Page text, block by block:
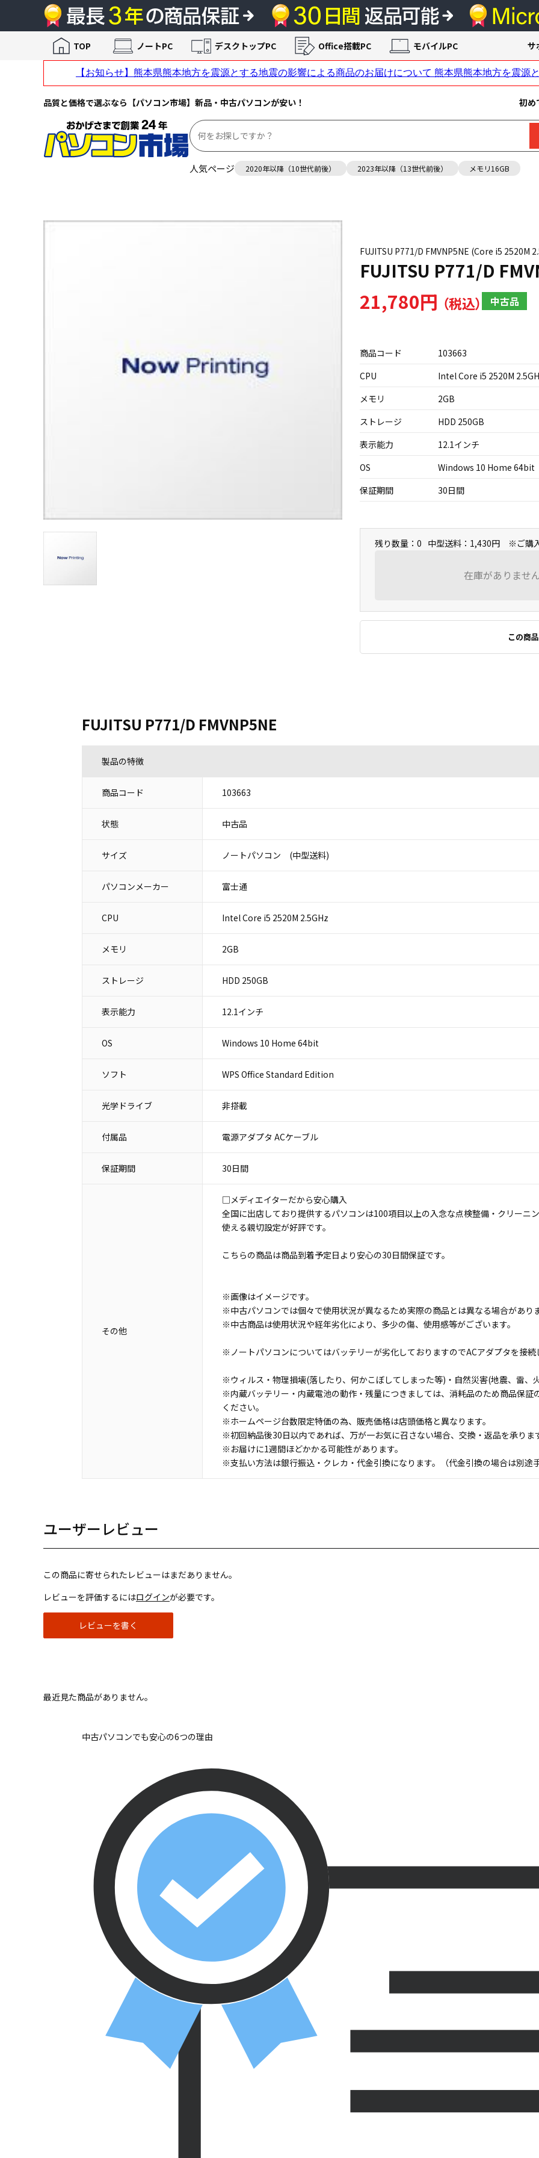
品質と価格で選ぶなら【パソコン市場】新品・中古パソコンが安い！ 初め
人気ページ 2020年以降（10世代前後） 2023年以降（13世代前後） メモリ16GB
TOP ノートPC デスクトップPC Office搭載PC モバイルPC サ
FUJITSU P771/D FMVNP5NE (Core i5 2520M
FUJITSU P771/D
21,780円 中古品
商品コード
103663
CPU
Intel Core i5 2520M
メモリ
2GB
ストレージ
HDD 250GB
表示能力
12.1インチ
OS
Windows 10 Home 64bit
保証期間
30日間
残り数量：0 中型送料：1,430円 ※ご購入
在庫がありませ
この商
FUJITSU P771/D FMVNP5NE
製品の特徴
商品コード 103663
状態 中古品
サイズ ノートパソコン (中型送料)
パソコンメーカー 富士通
CPU Intel Core i5 2520M 2.5GHz
メモリ 2GB
ストレージ HDD 250GB
表示能力 12.1インチ
OS Windows 10 Home 64bit
ソフト WPS Office Standard Edition
光学ドライブ 非搭載
付属品 電源アダプタ ACケーブル
保証期間 30日間
その他
□メディエイターだから安心購入
全国に出店しており提供するパソコンは100項目以上の入念な点検整備・クリーニ
使える親切設定が好評です。
こちらの商品は商品到着予定日より安心の30日間保証です。
※画像はイメージです。
※中古パソコンでは個々で使用状況が異なるため実際の商品とは異なる場合がありま
※中古商品は使用状況や経年劣化により、多少の傷、使用感等がございます。
※ノートパソコンについてはバッテリーが劣化しておりますのでACアダプタを接続
※ウィルス・物理損壊(落したり、何かこぼしてしまった等)・自然災害(地震、雷、
※内蔵バッテリー・内蔵電池の動作・残量につきましては、消耗品のため商品保証
ください。
※ホームページ台数限定特価の為、販売価格は店頭価格と異なります。
※初回納品後30日以内であれば、万が一お気に召さない場合、交換・返品を承りま
※お届けに1週間ほどかかる可能性があります。
※支払い方法は銀行振込・クレカ・代金引換になります。（代金引換の場合は別途
ユーザーレビュー
この商品に寄せられたレビューはまだありません。
レビューを評価するにはログインが必要です。
レビューを書く
最近見た商品がありません。
中古パソコンでも安心の6つの理由